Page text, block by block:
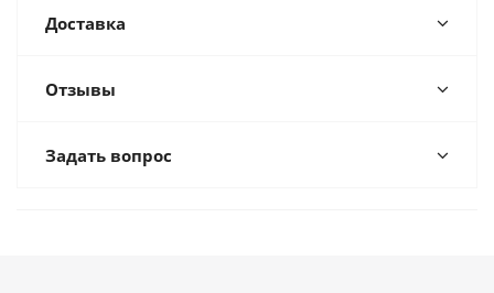
Доставка
Отзывы
Задать вопрос